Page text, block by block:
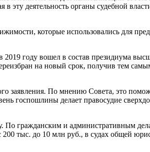
эту деятельность органы судебной
которые использовались для
году вошел в состав президиума
на новый срок, получив тем
заявления. По мнению Совета, это
госпошлины делает правосудие
По гражданским и административным
тыс. до 10 млн руб., в судах общей